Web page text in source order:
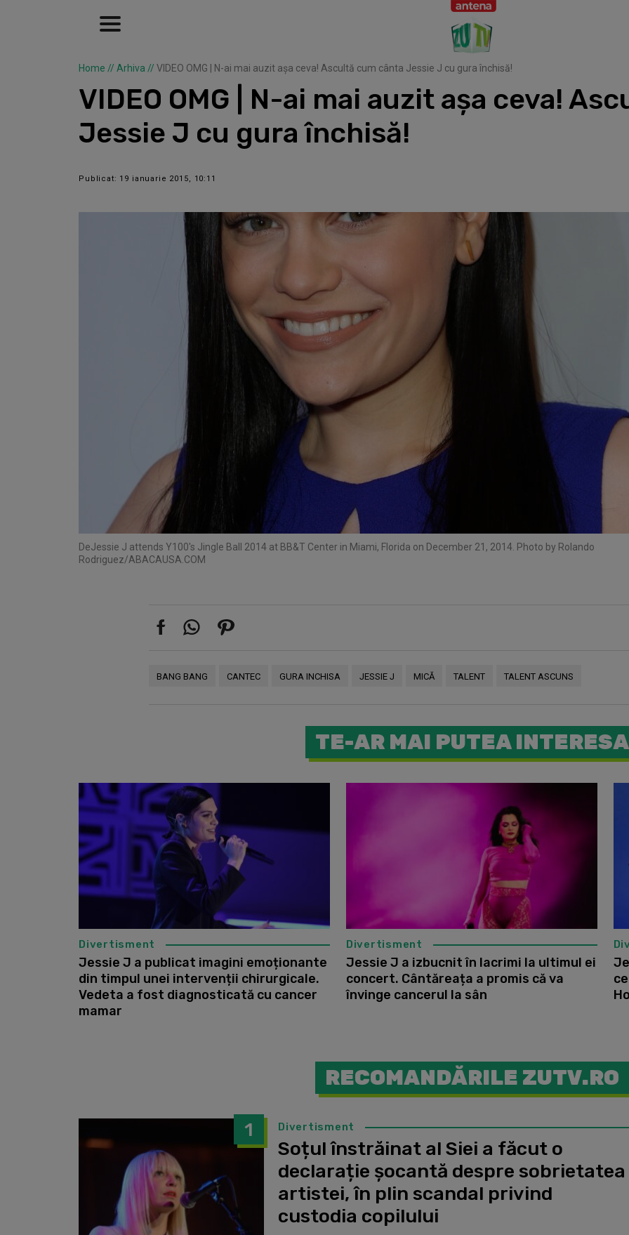
Home // Arhiva // VIDEO OMG | N-ai mai auzit așa ceva! Ascultă cum cânta Jessie J cu gura închisă!
VIDEO OMG | N-ai mai auzit așa ceva!
Jessie J cu gura închisă!
Publicat: 19 ianuarie 2015, 10:11
DeJessie J attends Y100's Jingle Ball 2014 at BB&T Center in Miami, Florida on December 21, 2014. Photo by Rolando
Rodriguez/ABACAUSA.COM
BANG BANG CANTEC GURA INCHISA JESSIE J MICĂ TALENT TALENT ASCUNS
TE-AR MAI PUTEA INTERESA
Divertisment
Jessie J a publicat imagini emoționante
din timpul unei intervenții chirurgicale.
Vedeta a fost diagnosticată cu cancer
mamar
Divertisment
Jessie J a izbucnit în lacrimi la ultimul ei
concert. Cântăreața a promis că va
învinge cancerul la sân
RECOMANDĂRILE ZUTV.RO
1 Divertisment
Soțul înstrăinat al Siei a făcut o
declarație șocantă despre sobrietatea
artistei, în plin scandal privind
custodia copilului